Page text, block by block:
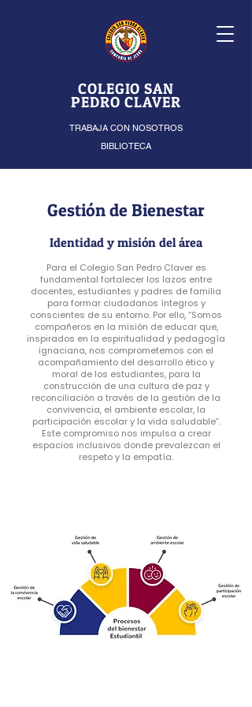
COLEGIO SAN
PEDRO CLAVER
TRABAJA CON NOSOTROS
BIBLIOTECA
Gestión de Bienestar
Identidad y misión del área
Para el Colegio San Pedro Claver es
fundamental fortalecer los lazos entre
docentes, estudiantes y padres de familia
para formar ciudadanos íntegros y
conscientes de su entorno. Por ello, “Somos
compañeros en la misión de educar que,
inspirados en la espiritualidad y pedagogía
ignaciana, nos comprometemos con el
acompañamiento del desarrollo ético y
moral de los estudiantes, para la
construcción de una cultura de paz y
reconciliación a través de la gestión de la
convivencia, el ambiente escolar, la
participación escolar y la vida saludable”.
Este compromiso nos impulsa a crear
espacios inclusivos donde prevalezcan el
respeto y la empatía.